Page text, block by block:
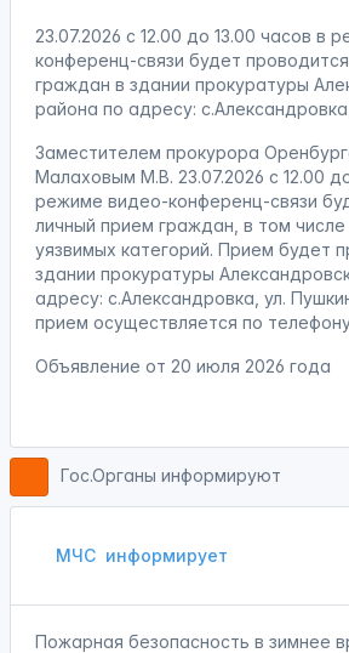
23.07.2026 с 12.00 до 13.00 часов в
конференц-связи будет
граждан в здании прокуратуры
района по адресу:
Заместителем прокурора
Малаховым М.В. 23.07.2026 с 12.00
режиме видео-конференц-связи
личный прием граждан, в том
уязвимых категорий. Прием будет
здании прокуратуры
адресу: с.Александровка, ул.
прием осуществляется по
Объявление от 20 июля 2026 года
Гос.Органы информируют
МЧС информирует
Пожарная безопасность в зимнее